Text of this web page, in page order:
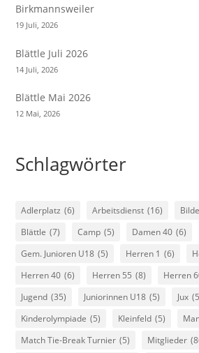
Birkmannsweiler
19 Juli, 2026
Blättle Juli 2026
14 Juli, 2026
Blättle Mai 2026
12 Mai, 2026
Schlagwörter
Adlerplatz (6) Arbeitsdienst (16)
Blättle (7) Camp (5) Damen 40 (6)
Gem. Junioren U18 (5) Herren 1 (6)
Herren 40 (6) Herren 55 (8) Herren
Jugend (35) Juniorinnen U18 (5) Jux
Kinderolympiade (5) Kleinfeld (5)
Match Tie-Break Turnier (5) Mitglieder